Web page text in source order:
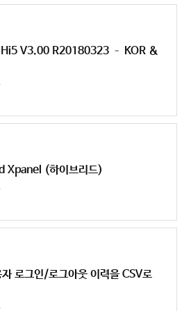
V3.00 R20180323 – KOR &
Xpanel (하이브리드)
로그인/로그아웃 이력을 CSV로